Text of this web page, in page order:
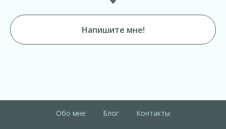
Напишите мне!
Обо мне Блог Контакты